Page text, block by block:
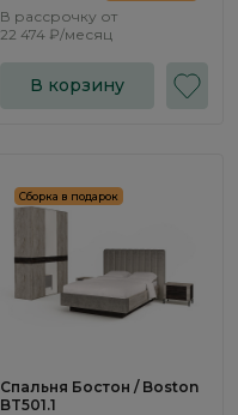
В рассрочку от
22 474 ₽/месяц
В корзину
Сборка в подарок
Спальня Бостон / Boston
BT501.1